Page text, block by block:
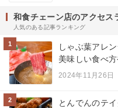
和食チェーン店のアクセス
人気のある記事ランキング
1
しゃぶ葉アレ
美味しい食べ
2024年11月26日
2
とんでんのテ